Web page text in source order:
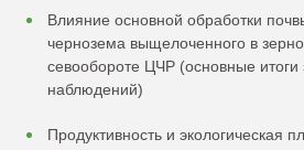
Влияние основной обработки
чернозема выщелоченного в
севообороте ЦЧР (основные итоги
наблюдений)
Продуктивность и экологическая